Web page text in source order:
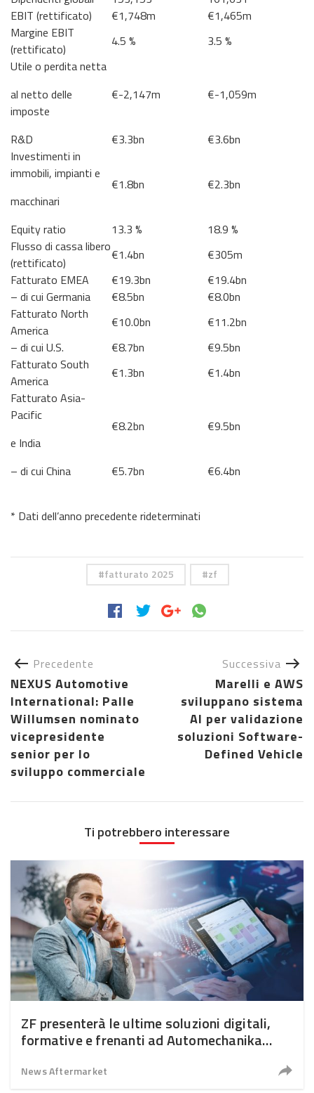
EBIT (rettificato)
€1,748m
€1,465m
Margine EBIT
(rettificato)
4.5 %
3.5 %
Utile o perdita netta
al netto delle
imposte
€-2,147m €-1,059m
R&D €3.3bn
€3.6bn
Investimenti in
immobili, impianti e
macchinari
€1.8bn €2.3bn
Equity ratio 13.3 %
18.9 %
Flusso di cassa libero
(rettificato)
€1.4bn
€305m
Fatturato EMEA
€19.3bn
€19.4bn
– di cui Germania
€8.5bn
€8.0bn
Fatturato North
America
€10.0bn
€11.2bn
– di cui U.S.
€8.7bn
€9.5bn
Fatturato South
America
€1.3bn
€1.4bn
Fatturato Asia-
Pacific
e India
€8.2bn €9.5bn
– di cui China €5.7bn €6.4bn
* Dati dell’anno precedente rideterminati
fatturato 2025 zf
Precedente
NEXUS Automotive
International: Palle
Willumsen nominato
vicepresidente
senior per lo
sviluppo commerciale
Successiva
Marelli e AWS
sviluppano sistema
AI per validazione
soluzioni Software-
Defined Vehicle
Ti potrebbero interessare
ZF presenterà le ultime soluzioni digitali,
formative e frenanti ad Automechanika
News Aftermarket